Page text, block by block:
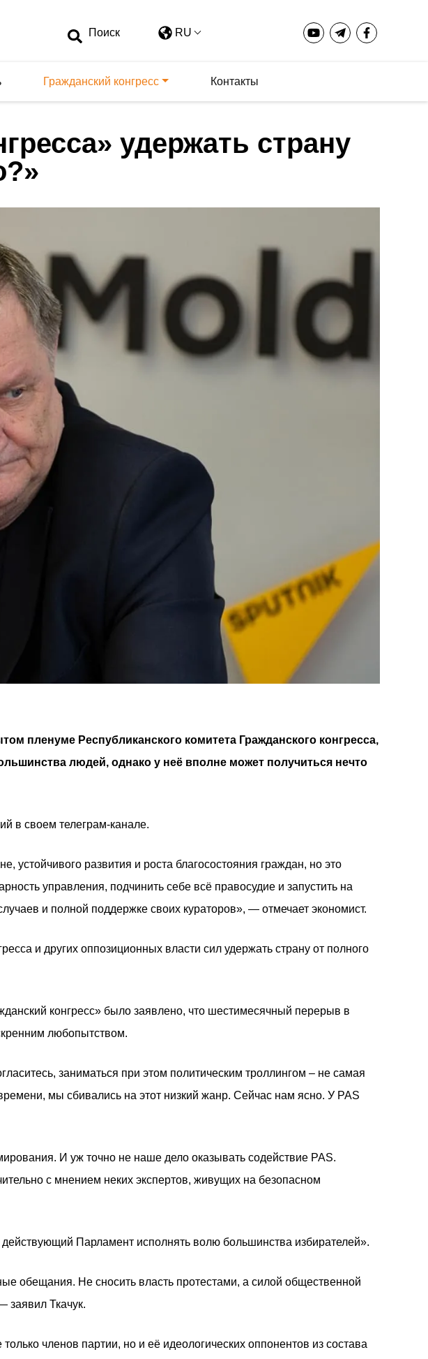
RU
Гражданский конгресс Контакты
удержать страну
пленуме Республиканского комитета Гражданского конгресса,
людей, однако у неё вполне может получиться нечто
в своем телеграм-канале.
устойчивого развития и роста благосостояния граждан, но это
управления, подчинить себе всё правосудие и запустить на
и полной поддержке своих кураторов», — отмечает экономист.
и других оппозиционных власти сил удержать страну от полного
конгресс» было заявлено, что шестимесячный перерыв в
любопытством.
заниматься при этом политическим троллингом – не самая
мы сбивались на этот низкий жанр. Сейчас нам ясно. У PAS
И уж точно не наше дело оказывать содействие PAS.
с мнением неких экспертов, живущих на безопасном
Парламент исполнять волю большинства избирателей».
обещания. Не сносить власть протестами, а силой общественной
заявил Ткачук.
членов партии, но и её идеологических оппонентов из состава